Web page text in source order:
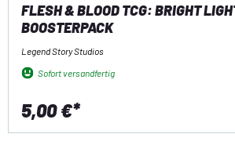
FLESH & BLOOD TCG: BRIGHT
BOOSTERPACK
Legend Story Studios
Sofort versandfertig
5,00 €*